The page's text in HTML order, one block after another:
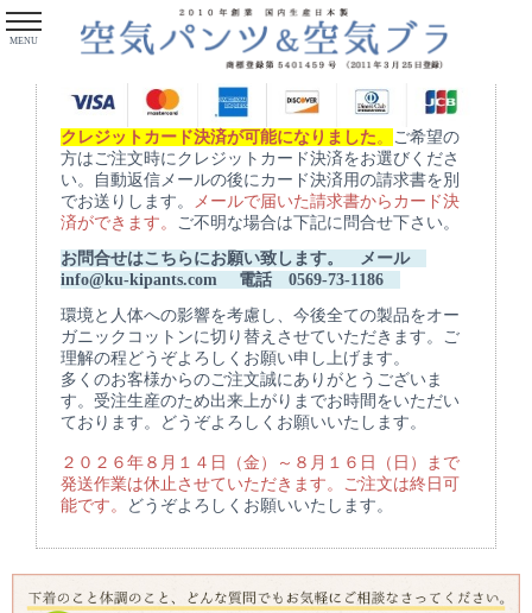
クレジットカード決済が可能になりました 。
ご希望の
方はご注文時にクレジットカード決済をお選びくださ
い。自動返信メールの後にカード決済用の請求書を別
でお送りします。
メールで届いた請求書からカード決
済ができます。
ご不明な場合は下記に問合せ下さい。
お問合せはこちらにお願い致します。 メール
info@ku-kipants.com 電話 0569-73-1186
環境と人体への影響を考慮し、今後全ての製品をオー
ガニックコットンに切り替えさせていただきます。ご
理解の程どうぞよろしくお願い申し上げます。
多くのお客様からのご注文誠にありがとうございま
す。受注生産のため出来上がりまでお時間をいただい
ております。どうぞよろしくお願いいたします。
２０２６年８月１４日（金）～８月１６日（日）まで
発送作業は休止させていただきます。ご注文は終日可
能です。
どうぞよろしくお願いいたします。
MENU